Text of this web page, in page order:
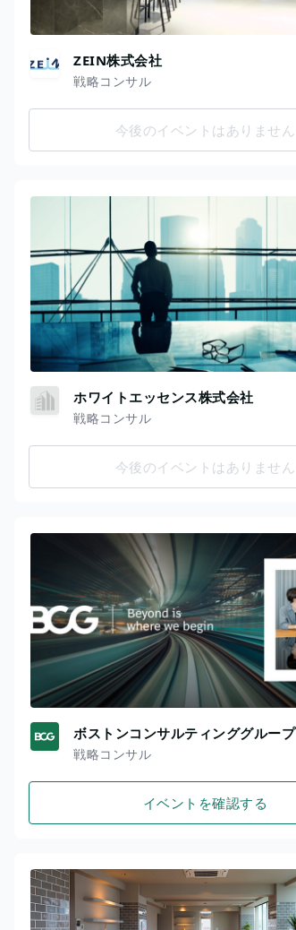
ZEIN株式会社
戦略コンサル
今後のイベントはありません
ホワイトエッセンス株式会社
戦略コンサル
今後のイベントはありません
ボストンコンサルティンググループ
戦略コンサル
イベントを確認する